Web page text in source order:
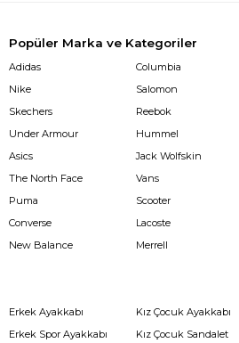
Popüler Marka ve Kategoriler
Adidas
Nike
Skechers
Under Armour
Asics
The North Face
Puma
Converse
New Balance
Columbia
Salomon
Reebok
Hummel
Jack Wolfskin
Vans
Scooter
Lacoste
Merrell
Erkek Ayakkabı
Erkek Spor Ayakkabı
Kız Çocuk Ayakkabı
Kız Çocuk Sandalet